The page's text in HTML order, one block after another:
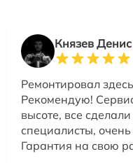
Князев Денис
Ремонтировал
Рекомендую!
высоте, все
специалисты,
Гарантия на свою